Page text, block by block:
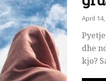
April
dhe
kjo?